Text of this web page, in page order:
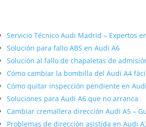
Servicio Técnico Audi Madrid – Expertos
Solución para fallo ABS en Audi A6
Solución al fallo de chapaletas de
Cómo cambiar la bombilla del Audi A4
Cómo quitar inspección pendiente en
Soluciones para Audi A6 que no arranca
Cambiar cremallera dirección Audi A5 –
Problemas de dirección asistida en Audi